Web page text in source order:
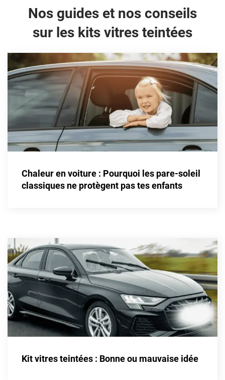
Skoda
Tesla
Toyota
Volkswagen
Alfa Romeo
Aston Martin
Buick
Byd
Cadillac
Changan
Chevrolet
Chrysler
Nos guides et nos conseils
sur les kits vitres teintées
Chaleur en voiture : Pourquoi les pare-soleil
classiques ne protègent pas tes enfants
Kit vitres teintées : Bonne ou mauvaise idée